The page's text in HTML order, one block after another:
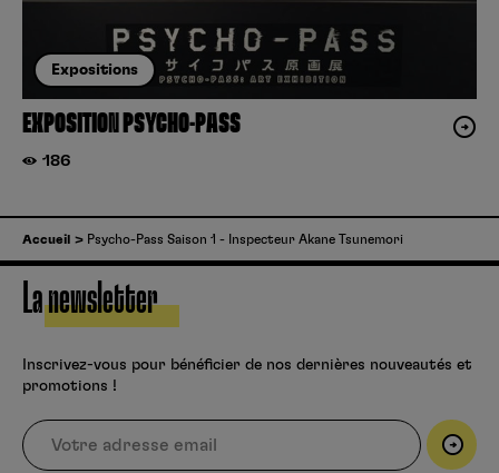
Expositions
EXPOSITION PSYCHO-PASS
186
Accueil Psycho-Pass Saison 1 - Inspecteur Akane Tsunemori
La newsletter
Inscrivez-vous pour bénéficier de nos dernières nouveautés et
promotions !